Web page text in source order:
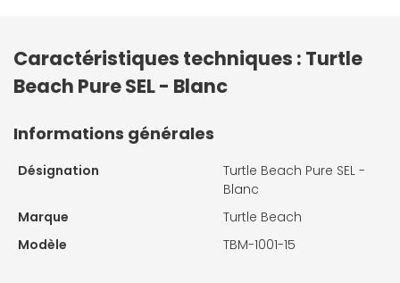
Caractéristiques techniques : Turtle
Beach Pure SEL - Blanc
Informations générales
Désignation
Turtle Beach Pure SEL -
Blanc
Marque
Turtle Beach
Modèle
TBM-1001-15